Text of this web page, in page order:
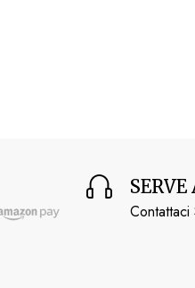
Contattaci